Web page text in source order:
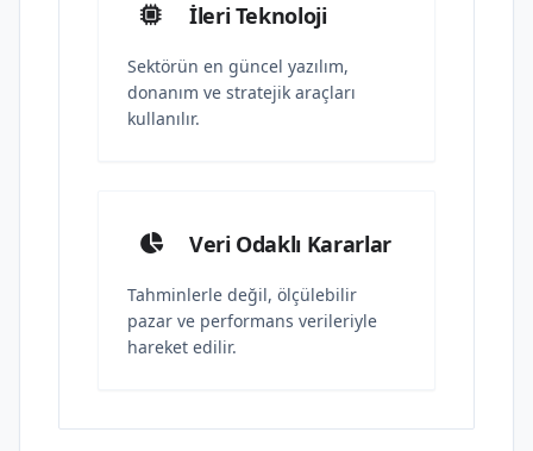
İleri Teknoloji
Sektörün en güncel yazılım,
donanım ve stratejik araçları
kullanılır.
Veri Odaklı Kararlar
Tahminlerle değil, ölçülebilir
pazar ve performans verileriyle
hareket edilir.